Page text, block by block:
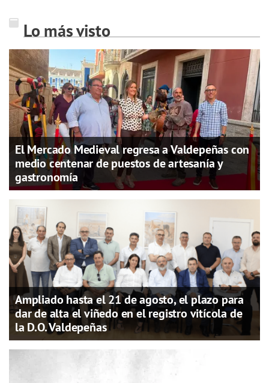
Lo más visto
El Mercado Medieval regresa a Valdepeñas con
medio centenar de puestos de artesanía y
gastronomía
Ampliado hasta el 21 de agosto, el plazo para
dar de alta el viñedo en el registro vitícola de
la D.O. Valdepeñas